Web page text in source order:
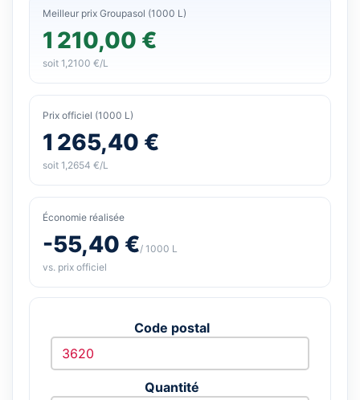
Meilleur prix Groupasol (1000 L)
1 210,00 €
soit 1,2100 €/L
Prix officiel (1000 L)
1 265,40 €
soit 1,2654 €/L
Économie réalisée
-55,40 €/ 1000 L
vs. prix officiel
Code postal
Quantité